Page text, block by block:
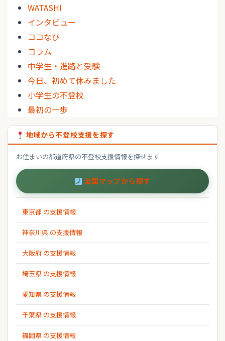
WATASHI
インタビュー
ココなび
コラム
中学生・進路と受験
今日、初めて休みました
小学生の不登校
最初の一歩
地域から不登校支援を探す
お住まいの都道府県の不登校支援情報を探せます
全国マップから探す
東京都 の支援情報
神奈川県 の支援情報
大阪府 の支援情報
埼玉県 の支援情報
愛知県 の支援情報
千葉県 の支援情報
福岡県 の支援情報